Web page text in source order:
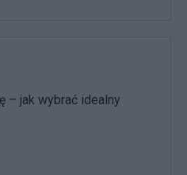
– jak wybrać idealny